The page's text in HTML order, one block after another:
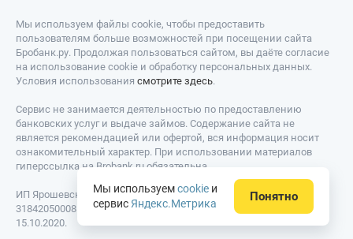
Мы используем файлы cookie, чтобы предоставить
пользователям больше возможностей при посещении сайта
Бробанк.ру. Продолжая пользоваться сайтом, вы даёте согласие
на использование cookie и обработку персональных данных.
Условия использования смотрите здесь.
Сервис не занимается деятельностью по предоставлению
банковских услуг и выдаче займов. Содержание сайта не
является рекомендацией или офертой, вся информация носит
ознакомительный характер. При использовании материалов
гиперссылка на Brobank.ru обязательна.
ИП Ярошевский Д.И. ИНН: 423082922740. ОГРНИП:
318420500081301. Свидетельство на товарный знак № 779639 от
15.10.2020.
Мы используемcookie и
сервис Яндекс.Метрика Понятно